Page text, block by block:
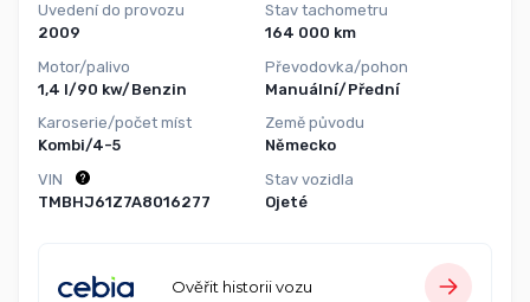
Uvedení do provozu
2009
Motor/palivo
1,4 l/90 kw/Benzin
Karoserie/počet míst
Kombi/4-5
Stav tachometru
164 000 km
Převodovka/pohon
Manuální/Přední
Země původu
Německo
VIN
TMBHJ61Z7A8016277
Stav vozidla
Ojeté
Ověřit historii vozu